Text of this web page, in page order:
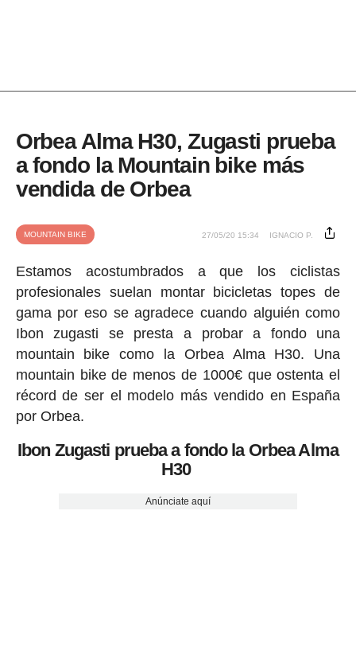
Orbea Alma H30, Zugasti prueba
a fondo la Mountain bike más
vendida de Orbea
MOUNTAIN BIKE 27/05/20 15:34 IGNACIO P.
Estamos acostumbrados a que los ciclistas
profesionales suelan montar bicicletas topes de
gama por eso se agradece cuando alguién como
Ibon zugasti se presta a probar a fondo una
mountain bike como la Orbea Alma H30. Una
mountain bike de menos de 1000€ que ostenta el
récord de ser el modelo más vendido en España
por Orbea.
Ibon Zugasti prueba a fondo la Orbea Alma
H30
Anúnciate aquí